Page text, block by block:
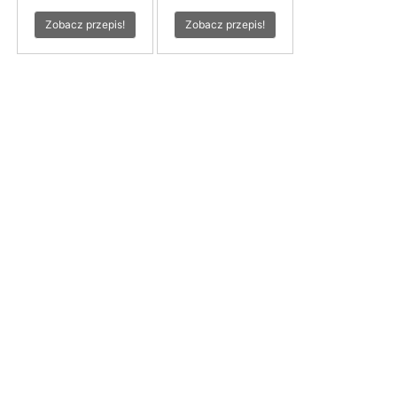
Zobacz przepis! Zobacz przepis!